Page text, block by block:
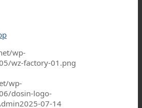
wp-
wz-factory-01.png
wp-
dosin-logo-
2025-07-14